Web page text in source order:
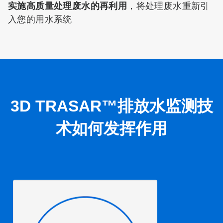
实施高质量处理废水的再利用 ，将处理废水重新引
入您的用水系统
3D TRASAR™排放水监测技
术如何发挥作用